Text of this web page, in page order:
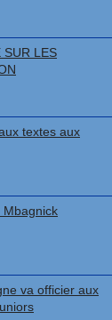
SUR LES
textes aux
Mbagnick
va officier aux